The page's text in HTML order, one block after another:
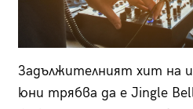
Задължителният хит на
юни трябва да е Jingle